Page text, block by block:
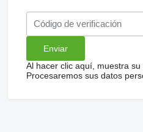
Al hacer clic aquí, muestra
Procesaremos sus datos